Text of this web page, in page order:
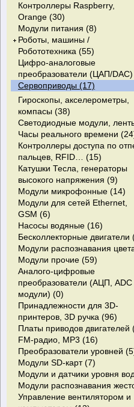
батарей (2)
Коммутационные
контроллеры (3)
Преобразователи
тока в постоянный (243)
Драйверы для управления
затвором (4)
Контрольные цепи (9)
Коррекция коэффициента
мощности (PFC ) (2)
LED драйверы (4)
Супервизоры питания (11)
N-Channel IGBT с диодом
+Zener-protected (1)
Quad NPN With built-in
diode (0)
NPN/PNP Darlington с
USB (14)
Кнопочные переключатели
термопары (24)
Датчики давления (11)
Датчики тока,
тока (0)
Датчики лазерные (1)
Датчики оптические (6)
Датчики пламени - Датчики
огня (7)
Контроллеры Raspberry,
Orange (30)
Модули питания (8)
Роботы, машины /
Робототехника (55)
Колеса, шасси,
(моторы) (34)
Аксессуары для
Цифро-аналоговые
преобразователи (ЦАП/
Сервоприводы (17)
Гироскопы, акселерометры,
компасы (38)
Светодиодные модули,
Часы реального времени
Контроллеры доступа по
пальцев, RFID… (15)
Катушки Тесла, генераторы
высокого напряжения (9)
Модули микрофонные (14)
Модули для сетей Ethernet,
GSM (6)
Насосы водяные (16)
Бесколлекторные двигатели
Модули распознавания
Модули прочие (59)
Аналого-цифровые
преобразователи (АЦП, ADC
модули) (0)
Принадлежности для 3D-
принтеров, 3D ручка (96)
Платы приводов двигателей
FM-радио, MP3 (16)
Преобразователи уровней
Модули SD-карт (7)
Модули и датчики уровня
Модули распознавания
Управление вентилятором и